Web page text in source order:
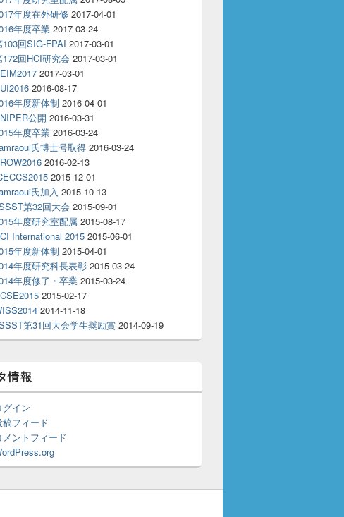
年度在外研修 2017-04-01
年度卒業 2017-03-24
103回SIG-FPAI 2017-03-01
172回HCI研究会 2017-03-01
2017-03-01
2016-08-17
年度新体制 2016-04-01
公開 2016-03-31
年度卒業 2016-03-24
氏博士号取得 2016-03-24
2016-02-13
2015-12-01
氏加入 2015-10-13
第32回大会 2015-09-01
年度研究室配属 2015-08-17
International 2015 2015-06-01
年度新体制 2015-04-01
年度研究科長表彰 2015-03-24
年度修了・卒業 2015-03-24
2015-02-17
2014-11-18
第31回大会学生奨励賞 2014-09-19
情報
グイン
稿フィード
メントフィード